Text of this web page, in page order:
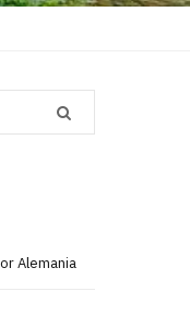
Alemania